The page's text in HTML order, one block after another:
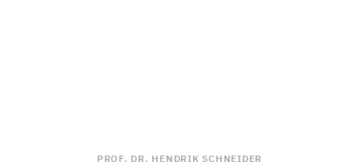
PROF. DR. HENDRIK SCHNEIDER